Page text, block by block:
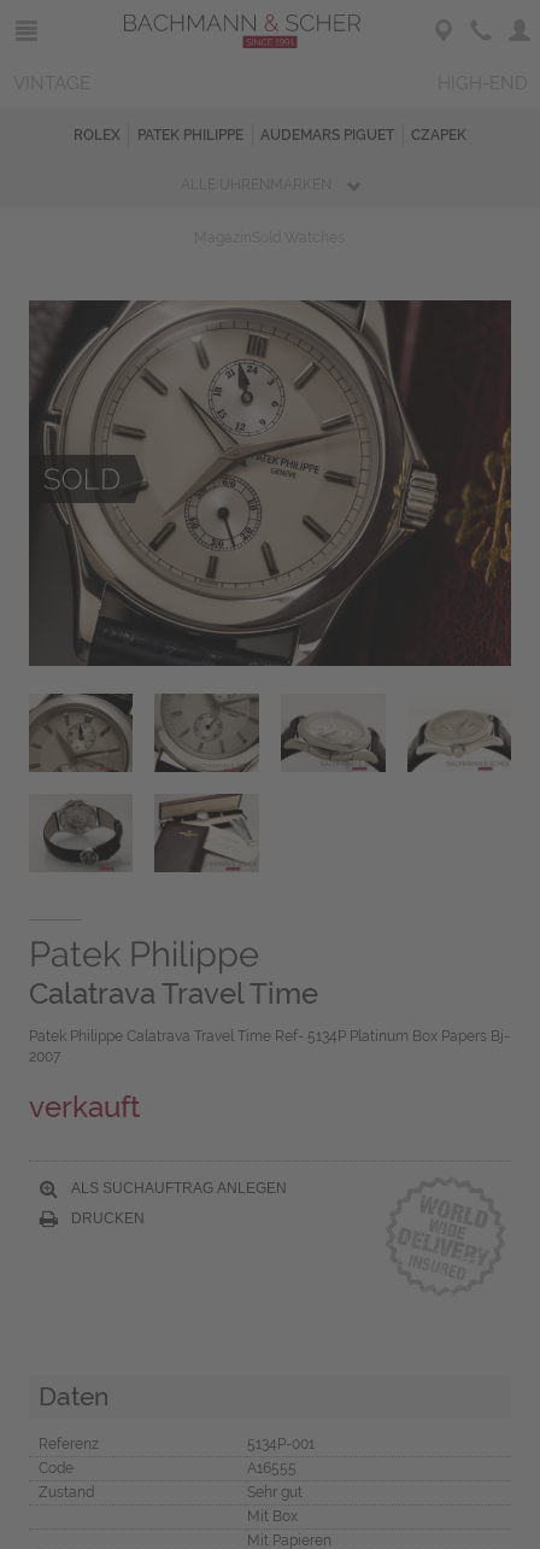
ROLEX PATEK PHILIPPE AUDEMARS PIGUET CZAPEK
Patek Philippe
Calatrava Travel Time
Patek Philippe Calatrava Travel Time Ref- 5134P Platinum Box Papers Bj-
2007
verkauft
ALS SUCHAUFTRAG ANLEGEN
DRUCKEN
Daten
Referenz
5134P-001
Code
A16555
Zustand
Sehr gut
Mit Box
Mit Papieren